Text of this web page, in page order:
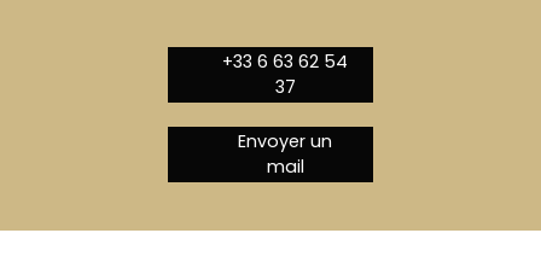
+33 6 63 62 54
37
Envoyer un
mail